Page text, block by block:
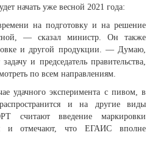
начать уже весной 2021 года:
на подготовку и на решение
— сказал министр. Он также
и другой продукции. — Думаю,
и председатель правительства,
по всем направлениям.
удачного эксперимента с пивом, в
и на другие виды
считают введение маркировки
и отмечают, что ЕГАИС вполне